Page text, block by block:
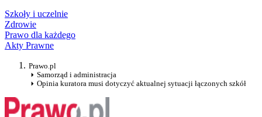
Szkoły i uczelnie
Zdrowie
Prawo dla każdego
Akty Prawne
Prawo.pl
Samorząd i administracja
Opinia kuratora musi dotyczyć aktualnej sytuacji łączonych szkół